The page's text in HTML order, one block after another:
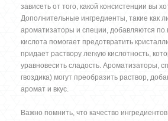
зависеть от того, какой консистенции вы
Дополнительные ингредиенты, такие как
ароматизаторы и специи, добавляются по
кислота помогает предотвратить
придает раствору легкую кислотность,
уравновесить сладость. Ароматизаторы,
гвоздика) могут преобразить раствор,
аромат и вкус.
Важно помнить, что качество